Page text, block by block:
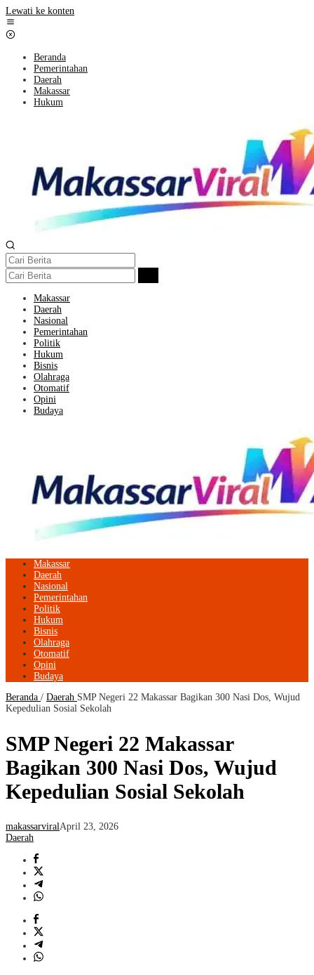
Lewati ke konten
Beranda
Pemerintahan
Daerah
Makassar
Hukum
Makassar
Daerah
Nasional
Pemerintahan
Politik
Hukum
Bisnis
Olahraga
Otomatif
Opini
Budaya
Makassar
Daerah
Nasional
Pemerintahan
Politik
Hukum
Bisnis
Olahraga
Otomatif
Opini
Budaya
Beranda / Daerah SMP Negeri 22 Makassar Bagikan 300 Nasi Dos, Wujud
Kepedulian Sosial Sekolah
SMP Negeri 22 Makassar
Bagikan 300 Nasi Dos, Wujud
Kepedulian Sosial Sekolah
makassarviralApril 23, 2026
Daerah